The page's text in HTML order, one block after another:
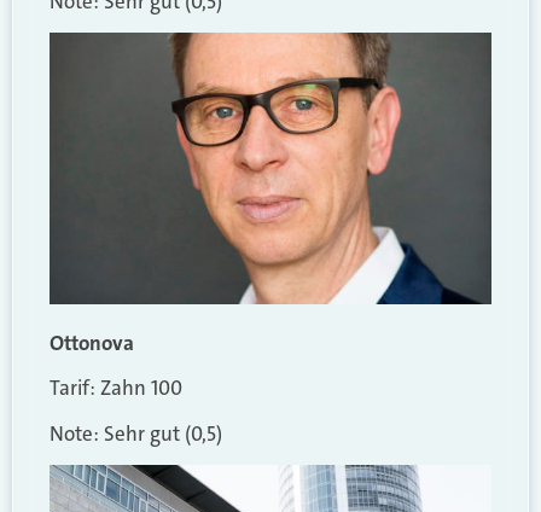
Ottonova
Tarif: Zahn 100
Note: Sehr gut (0,5)